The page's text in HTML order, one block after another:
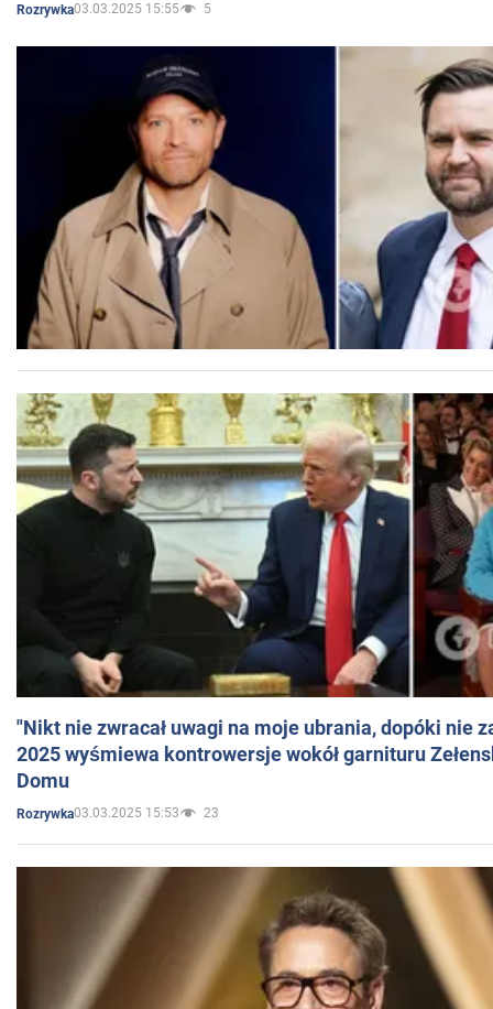
Rozrywka03.03.2025 15:55 5
"Nikt nie zwracał uwagi na moje ubrania, dopóki nie
2025 wyśmiewa kontrowersje wokół garnituru
Domu
Rozrywka03.03.2025 15:53 23